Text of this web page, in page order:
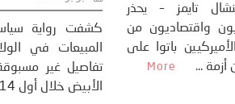
التونسيون-
مسؤولون
أن المستهلكين
بعد أشهر فقط من
تتزايد المؤشرات
في السياسة
نحو التخلي عن